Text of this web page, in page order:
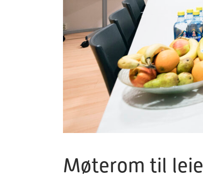
Møterom til leie